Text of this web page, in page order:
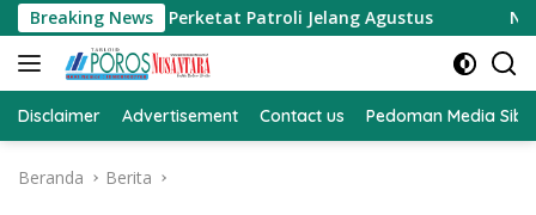
Langsung
ke
konten
Breaking News
Strike, Perketat Patroli Jelang Agustus
Disclaimer Advertisement Contact us Pedoman Media
Beranda Berita